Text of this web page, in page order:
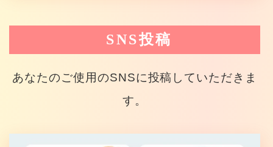
SNS投稿
あなたのご使用のSNSに投稿していただきま
す。